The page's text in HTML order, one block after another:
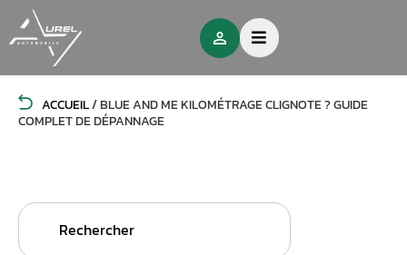
ACCUEIL/BLUE AND ME KILOMÉTRAGE CLIGNOTE ? GUIDE
COMPLET DE DÉPANNAGE
Search